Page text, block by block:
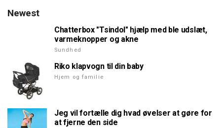
Newest
Chatterbox "Tsindol" hjælp med ble udslæt,
varmeknopper og akne
Sundhed
Riko klapvogn til din baby
Hjem og familie
Jeg vil fortælle dig hvad øvelser at gøre for
at fjerne den side